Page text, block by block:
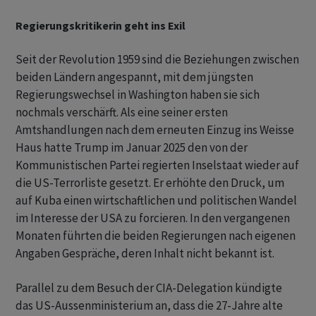
Regierungskritikerin geht ins Exil
Seit der Revolution 1959 sind die Beziehungen zwischen
beiden Ländern angespannt, mit dem jüngsten
Regierungswechsel in Washington haben sie sich
nochmals verschärft. Als eine seiner ersten
Amtshandlungen nach dem erneuten Einzug ins Weisse
Haus hatte Trump im Januar 2025 den von der
Kommunistischen Partei regierten Inselstaat wieder auf
die US-Terrorliste gesetzt. Er erhöhte den Druck, um
auf Kuba einen wirtschaftlichen und politischen Wandel
im Interesse der USA zu forcieren. In den vergangenen
Monaten führten die beiden Regierungen nach eigenen
Angaben Gespräche, deren Inhalt nicht bekannt ist.
Parallel zu dem Besuch der CIA-Delegation kündigte
das US-Aussenministerium an, dass die 27-Jahre alte